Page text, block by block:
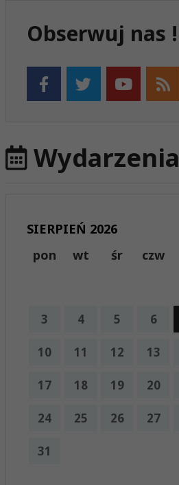
Obserwuj nas !
Wydarzenia
SIERPIEŃ 2026
pon
wt śr czw
3 4 5 6
10 11 12 13
17 18 19 20
24 25 26 27
31